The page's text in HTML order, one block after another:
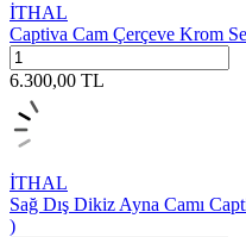
İTHAL
Captiva Cam Çerçeve Krom
6.300,00 TL
İTHAL
Sağ Dış Dikiz Ayna Camı
)